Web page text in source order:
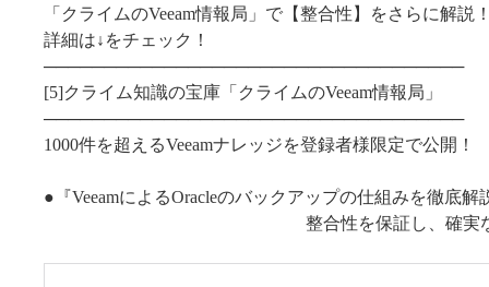
「クライムのVeeam情報局」で【整合性】をさらに解説
詳細は↓をチェック！
───────────────────────────────────
[5]クライム知識の宝庫「クライムのVeeam情報局」
───────────────────────────────────
1000件を超えるVeeamナレッジを登録者様限定で公開！
●『VeeamによるOracleのバックアップの仕組みを徹底解
整合性を保証し、確実な復旧